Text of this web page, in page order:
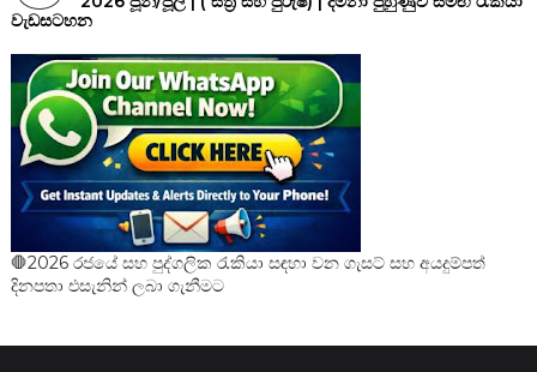
වැඩසටහන
🛑2026 රජයේ සහ පුද්ගලික රැකියා සඳහා වන ගැසට් සහ අයදුම්පත්
දිනපතා එසැනින් ලබා ගැනීමට